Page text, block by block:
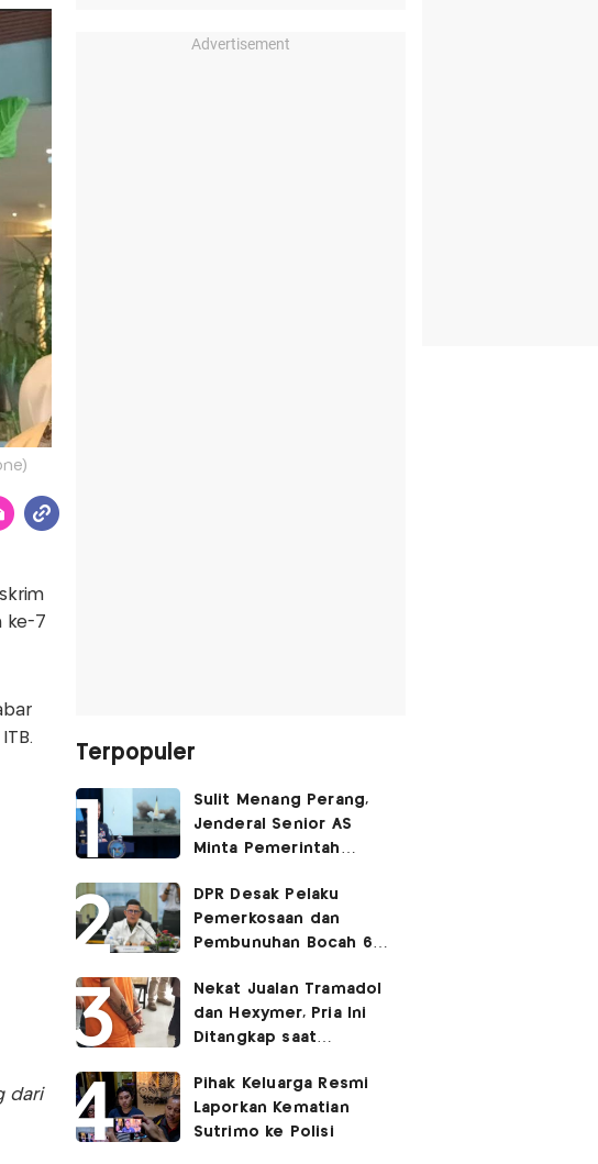
ke-7
dari
Advertisement
Terpopuler
Sulit Menang Perang,
Jenderal Senior AS
Minta Pemerintah
Lawan Iran
DPR Desak Pelaku
Pemerkosaan dan
Pembunuhan Bocah 6
Dihukum Seumur Hidup
Nekat Jualan Tramadol
dan Hexymer, Pria Ini
Ditangkap saat
Pihak Keluarga Resmi
Laporkan Kematian
Sutrimo ke Polisi